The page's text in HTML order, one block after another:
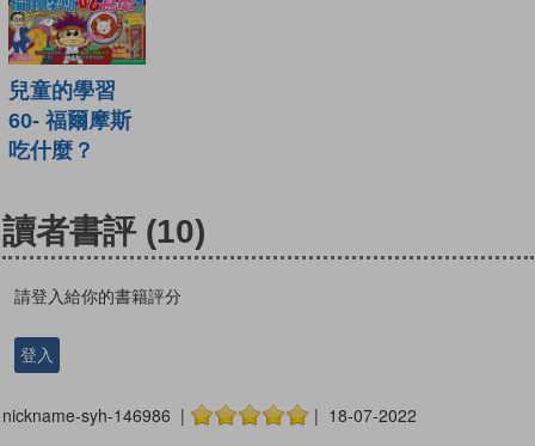
兒童的學習
60- 福爾摩斯
吃什麼？
讀者書評 (10)
請登入給你的書籍評分
登入
nickname-syh-146986 | | 18-07-2022